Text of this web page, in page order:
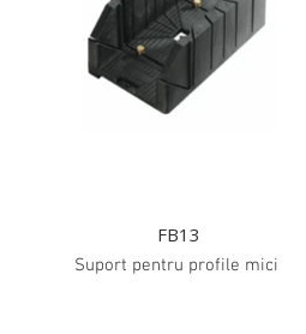
FB13
Suport pentru profile mici